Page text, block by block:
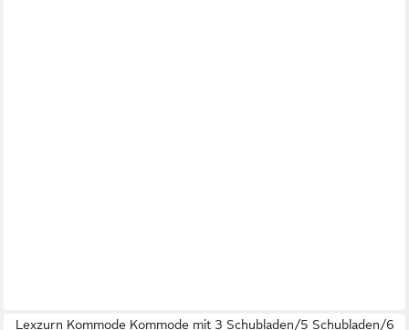
Lexzurn Kommode Kommode mit 3 Schubladen/5 Schubladen/6